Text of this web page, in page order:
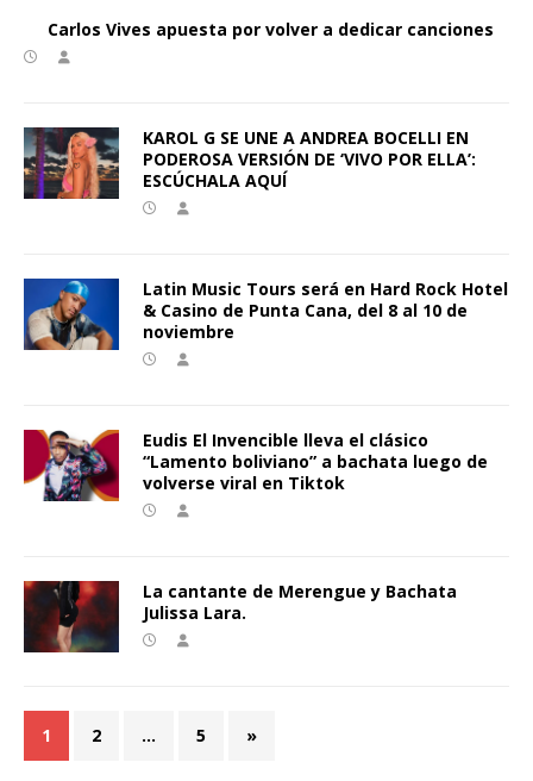
Carlos Vives apuesta por volver a dedicar canciones
KAROL G SE UNE A ANDREA BOCELLI EN
PODEROSA VERSIÓN DE ‘VIVO POR ELLA’:
ESCÚCHALA AQUÍ
Latin Music Tours será en Hard Rock Hotel
& Casino de Punta Cana, del 8 al 10 de
noviembre
Eudis El Invencible lleva el clásico
“Lamento boliviano” a bachata luego de
volverse viral en Tiktok
La cantante de Merengue y Bachata
Julissa Lara.
1 2 … 5 »